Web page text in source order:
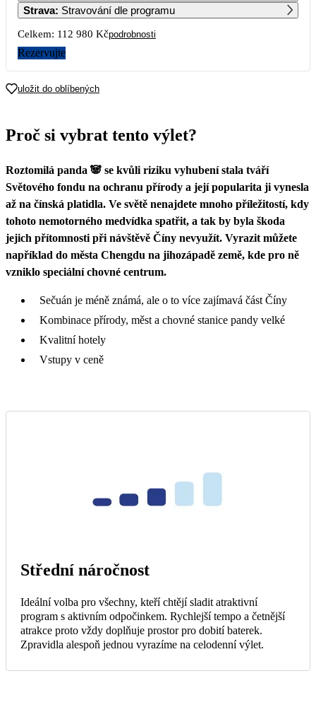
7 8 9 10
21
Strava: Stravování dle programu
Celkem: 112 980 Kčpodrobnosti
Rezervujte
uložit do oblíbených
Proč si vybrat tento výlet?
Roztomilá panda 🐼 se kvůli riziku vyhubení stala tváří
Světového fondu na ochranu přírody a její popularita ji vynesla
až na čínská platidla. Ve světě nenajdete mnoho příležitostí, kdy
tohoto nemotorného medvídka spatřit, a tak by byla škoda
jejich přítomnosti při návštěvě Číny nevyužít. Vyrazit můžete
například do města Chengdu na jihozápadě země, kde pro ně
vzniklo speciální chovné centrum.
Sečuán je méně známá, ale o to více zajímavá část Číny
Kombinace přírody, měst a chovné stanice pandy velké
Kvalitní hotely
Vstupy v ceně
Střední náročnost
Ideální volba pro všechny, kteří chtějí sladit atraktivní
program s aktivním odpočinkem. Rychlejší tempo a četnější
atrakce proto vždy doplňuje prostor pro dobití baterek.
Zpravidla alespoň jednou vyrazíme na celodenní výlet.